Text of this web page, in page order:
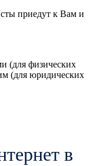
приедут к Вам и
(для физических
(для юридических
в